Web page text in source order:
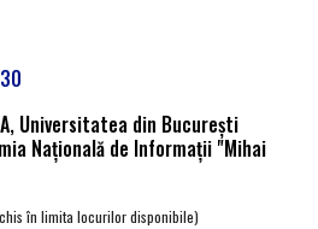
30
Universitatea din București
Națională de Informații "Mihai
în limita locurilor disponibile)